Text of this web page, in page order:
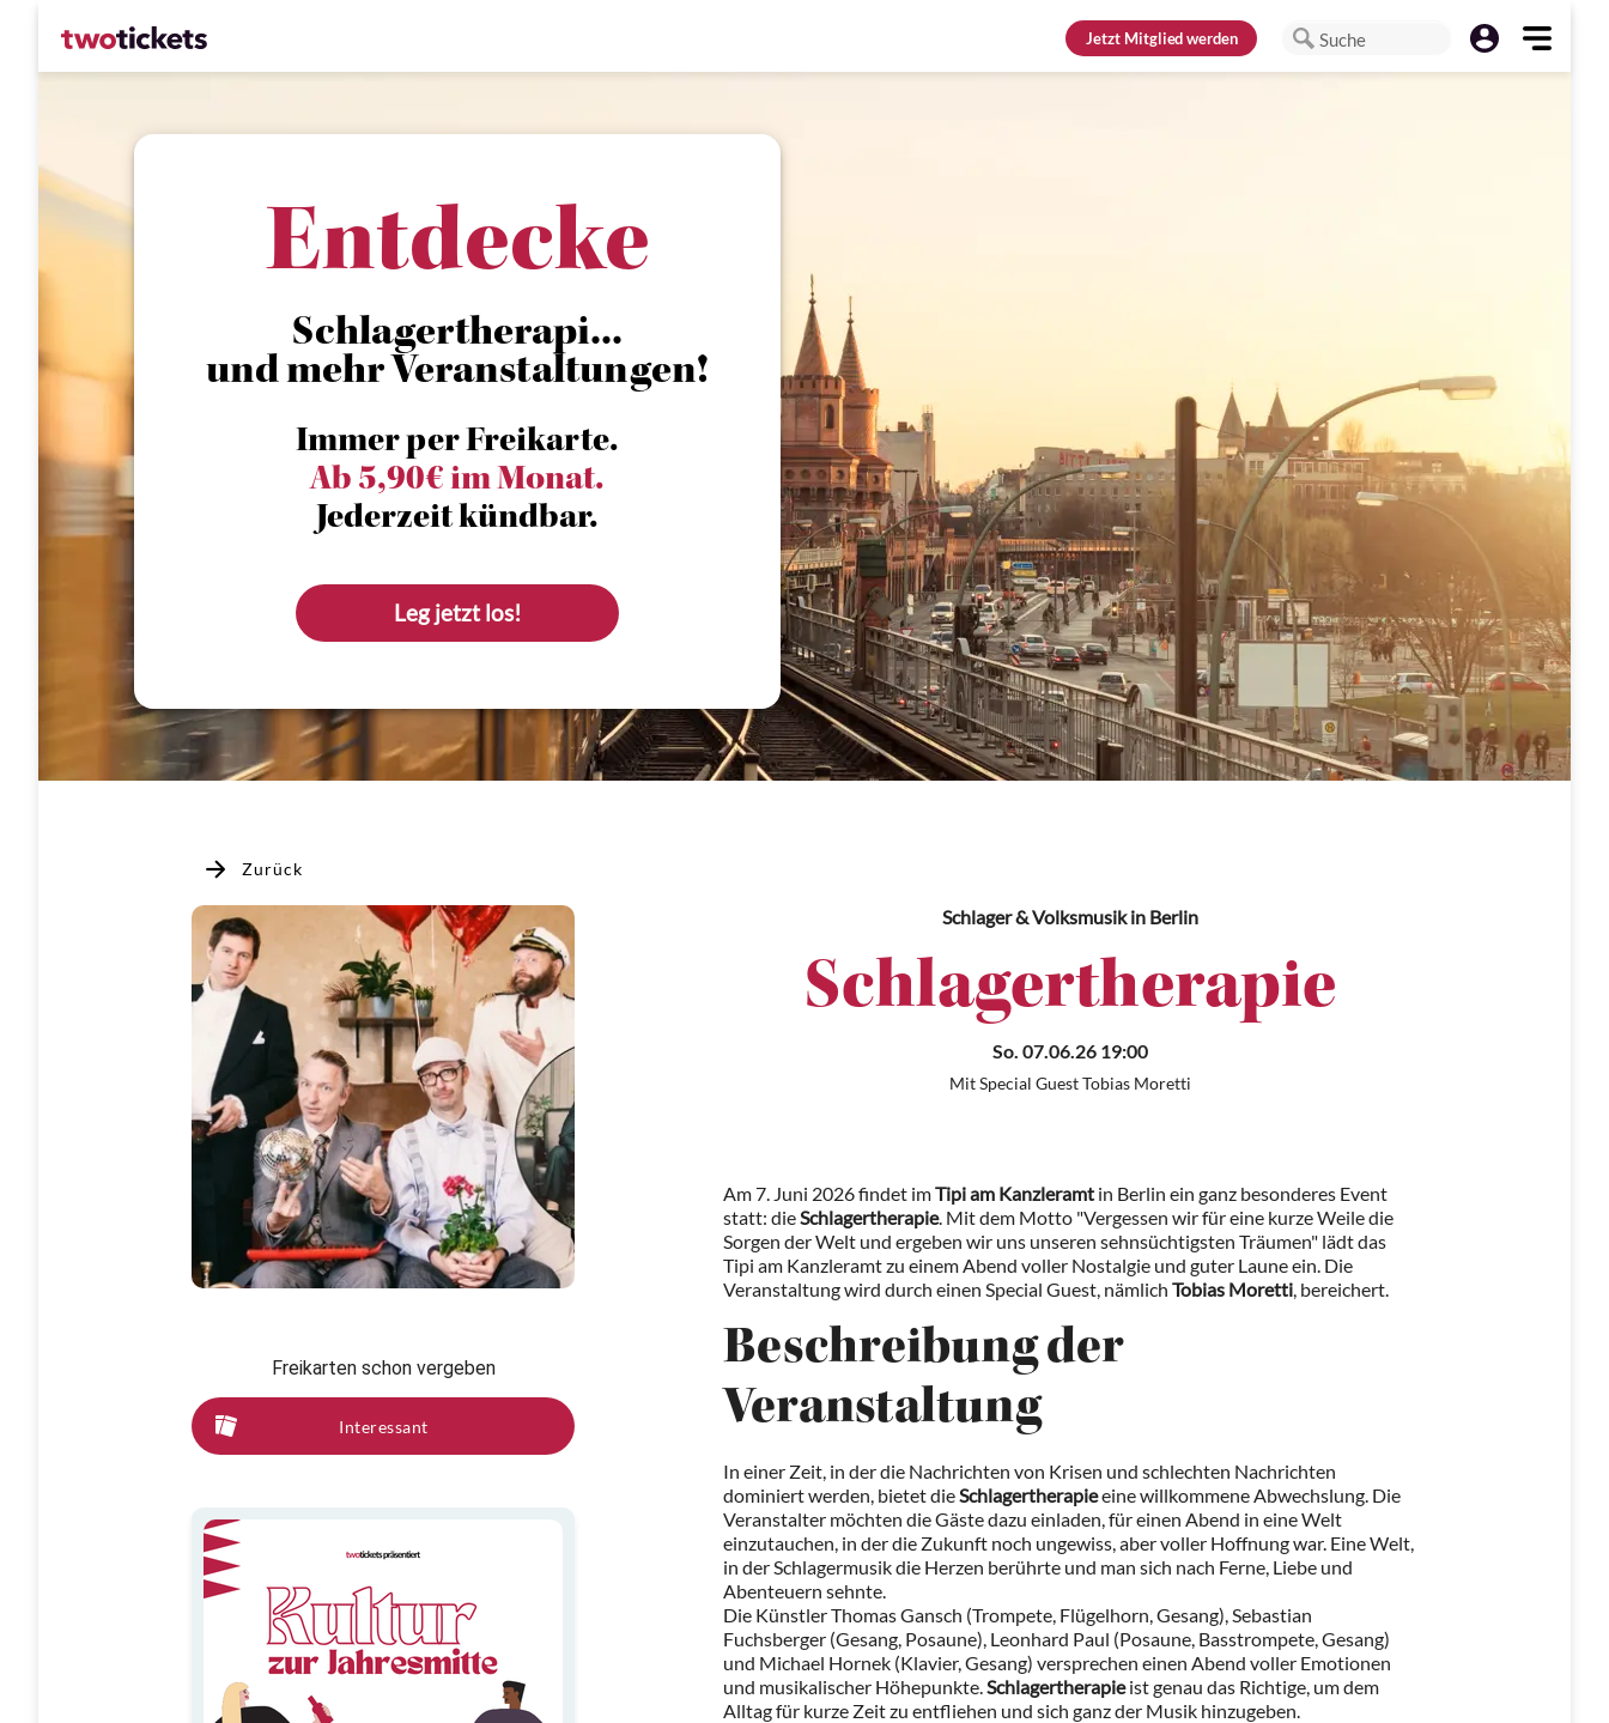
JetztMitglied werden Suche
Entdecke
Schlagertherapi...
und mehr Veranstaltungen!
Immer per Freikarte.
Ab 5,90€ im Monat.
Jederzeit kündbar.
Leg jetzt los!
Zurück
Freikarten schon vergeben
Interessant
Schlager & Volksmusikin Berlin
Schlagertherapie
So. 07.06.26 19:00
Mit Special Guest Tobias Moretti
Am 7. Juni 2026 findet imTipi am Kanzleramt in Berlin ein ganz besonderes Event
statt: dieSchlagertherapie. Mit dem Motto "Vergessen wir für eine kurze Weile die
Sorgen der Welt und ergeben wir uns unseren sehnsüchtigsten Träumen" lädt das
Tipi am Kanzleramt zu einem Abend voller Nostalgie und guter Laune ein. Die
Veranstaltung wird durch einen Special Guest, nämlich Tobias Moretti, bereichert.
Beschreibung der
Veranstaltung
In einer Zeit, in der die Nachrichten von Krisen und schlechten Nachrichten
dominiert werden, bietet dieSchlagertherapieeine willkommene Abwechslung. Die
Veranstalter möchten die Gäste dazu einladen, für einen Abend in eine Welt
einzutauchen, in der die Zukunft noch ungewiss, aber voller Hoffnung war. Eine Welt,
in der Schlagermusik die Herzen berührte und man sich nach Ferne, Liebe und
Abenteuern sehnte.
Die Künstler Thomas Gansch (Trompete, Flügelhorn, Gesang), Sebastian
Fuchsberger (Gesang, Posaune), Leonhard Paul (Posaune, Basstrompete, Gesang)
und Michael Hornek (Klavier, Gesang) versprechen einen Abend voller Emotionen
und musikalischer Höhepunkte.Schlagertherapieist genau das Richtige, um dem
Alltag für kurze Zeit zu entfliehen und sich ganz der Musik hinzugeben.